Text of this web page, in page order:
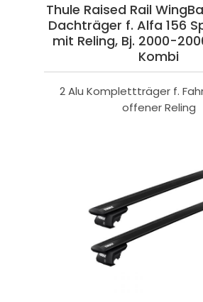
Thule Raised Rail
Dachträger f. Alfa 156
mit Reling, Bj. 2000-
Kombi
2 Alu Komplettträger f.
offener Reling